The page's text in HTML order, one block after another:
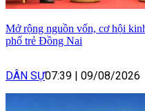
Mở rộng nguồn vốn, cơ hội
phố trẻ Đồng Nai
DÂN SỰ07:39 | 09/08/2026